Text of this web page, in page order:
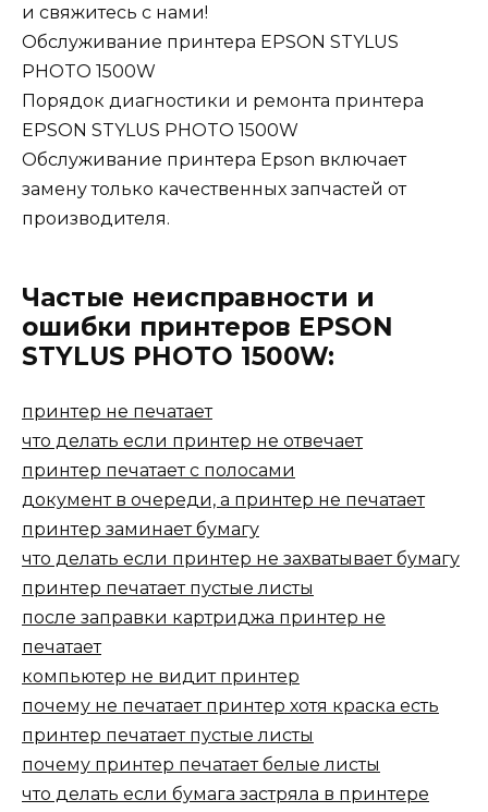
и свяжитесь с нами!
Обслуживание принтера EPSON STYLUS
PHOTO 1500W
Порядок диагностики и ремонта принтера
EPSON STYLUS PHOTO 1500W
Обслуживание принтера Epson включает
замену только качественных запчастей от
производителя.
Частые неисправности и
ошибки принтеров EPSON
STYLUS PHOTO 1500W:
принтер не печатает
что делать если принтер не отвечает
принтер печатает с полосами
документ в очереди, а принтер не печатает
принтер заминает бумагу
что делать если принтер не захватывает бумагу
принтер печатает пустые листы
после заправки картриджа принтер не
печатает
компьютер не видит принтер
почему не печатает принтер хотя краска есть
принтер печатает пустые листы
почему принтер печатает белые листы
что делать если бумага застряла в принтере